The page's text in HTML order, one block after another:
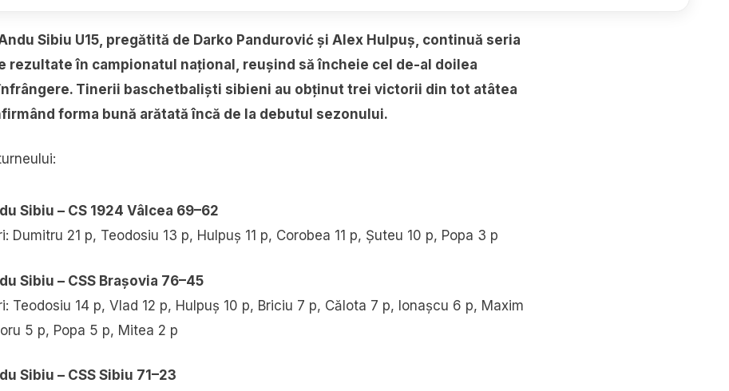
Sibiu U15, pregătită de Darko Pandurović și Alex Hulpuș, continuă seria
rezultate în campionatul național, reușind să încheie cel de-al doilea
Tinerii baschetbaliști sibieni au obținut trei victorii din tot atâtea
forma bună arătată încă de la debutul sezonului.
Sibiu – CS 1924 Vâlcea 69–62
Dumitru 21 p, Teodosiu 13 p, Hulpuș 11 p, Corobea 11 p, Șuteu 10 p, Popa 3 p
Sibiu – CSS Brașovia 76–45
Teodosiu 14 p, Vlad 12 p, Hulpuș 10 p, Briciu 7 p, Călota 7 p, Ionașcu 6 p, Maxim
5 p, Popa 5 p, Mitea 2 p
Sibiu – CSS Sibiu 71–23